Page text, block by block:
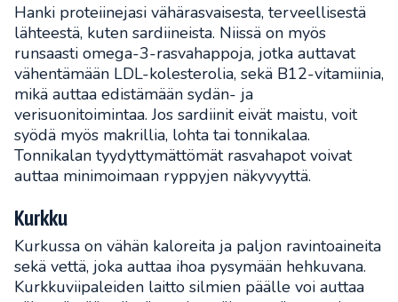
Hanki proteiinejasi vähärasvaisesta, terveellisestä
lähteestä, kuten sardiineista. Niissä on myös
runsaasti omega-3-rasvahappoja, jotka auttavat
vähentämään LDL-kolesterolia, sekä B12-vitamiinia,
mikä auttaa edistämään sydän- ja
verisuonitoimintaa. Jos sardiinit eivät maistu, voit
syödä myös makrillia, lohta tai tonnikalaa.
Tonnikalan tyydyttymättömät rasvahapot voivat
auttaa minimoimaan ryppyjen näkyvyyttä.
Kurkku
Kurkussa on vähän kaloreita ja paljon ravintoaineita
sekä vettä, joka auttaa ihoa pysymään hehkuvana.
Kurkkuviipaleiden laitto silmien päälle voi auttaa